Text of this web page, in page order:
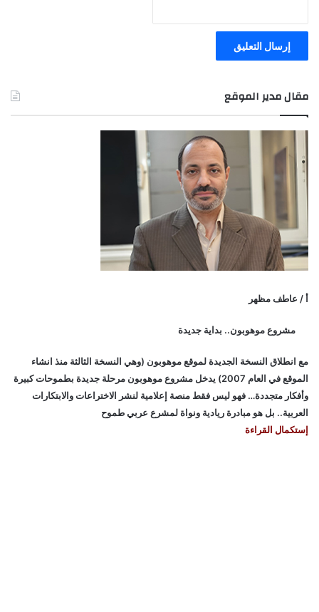
مقال مدير الموقع
أ / عاطف مظهر
مشروع موهوبون.. بداية جديدة
مع انطلاق النسخة الجديدة لموقع موهوبون (وهي النسخة الثالثة منذ انشاء
الموقع في العام 2007) يدخل مشروع موهوبون مرحلة جديدة بطموحات كبيرة
وأفكار متجددة… فهو ليس فقط منصة إعلامية لنشر الاختراعات والابتكارات
العربية.. بل هو مبادرة ريادية ونواة لمشرع عربي طموح
إستكمال القراءة